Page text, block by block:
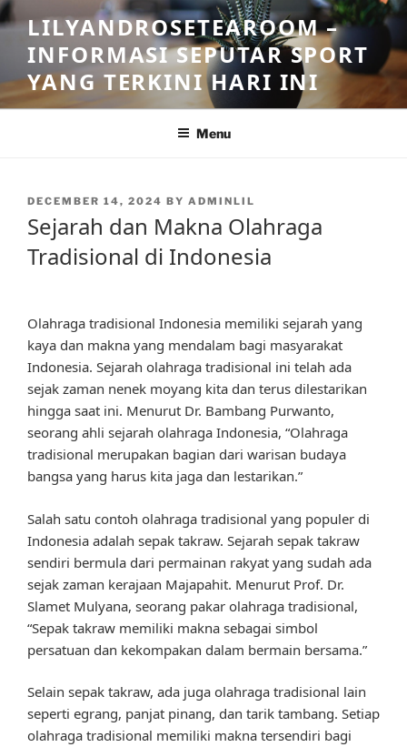
Skip
to
content
LILYANDROSETEAROOM –
INFORMASI SEPUTAR SPORT
YANG TERKINI HARI INI
Menu
POSTED
DECEMBER 14, 2024 BY ADMINLIL
Sejarah dan Makna Olahraga
Tradisional di Indonesia
Olahraga tradisional Indonesia memiliki sejarah yang
kaya dan makna yang mendalam bagi masyarakat
Indonesia. Sejarah olahraga tradisional ini telah ada
sejak zaman nenek moyang kita dan terus dilestarikan
hingga saat ini. Menurut Dr. Bambang Purwanto,
seorang ahli sejarah olahraga Indonesia, “Olahraga
tradisional merupakan bagian dari warisan budaya
bangsa yang harus kita jaga dan lestarikan.”
Salah satu contoh olahraga tradisional yang populer di
Indonesia adalah sepak takraw. Sejarah sepak takraw
sendiri bermula dari permainan rakyat yang sudah ada
sejak zaman kerajaan Majapahit. Menurut Prof. Dr.
Slamet Mulyana, seorang pakar olahraga tradisional,
“Sepak takraw memiliki makna sebagai simbol
persatuan dan kekompakan dalam bermain bersama.”
Selain sepak takraw, ada juga olahraga tradisional lain
seperti egrang, panjat pinang, dan tarik tambang. Setiap
olahraga tradisional memiliki makna tersendiri bagi